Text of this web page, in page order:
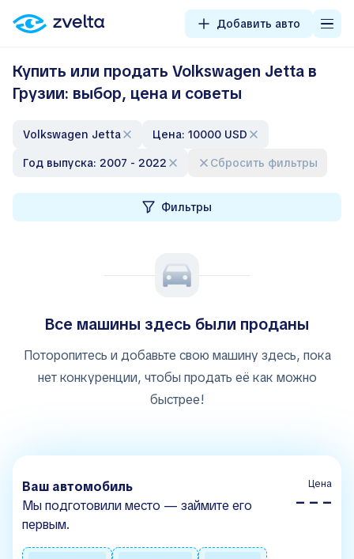
Добавить авто
Купить или продать Volkswagen Jetta в
Грузии: выбор, цена и советы
Volkswagen Jetta
Цена: 10000 USD
Год выпуска: 2007 - 2022
Сбросить фильтры
Фильтры
Все машины здесь были проданы
Поторопитесь и добавьте свою машину здесь, пока
нет конкуренции, чтобы продать её как можно
быстрее!
Ваш автомобиль
Мы подготовили место — займите его
первым.
Цена
– – –